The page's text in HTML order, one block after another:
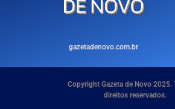
gazetadenovo.com.br
Copyright Gazeta de Novo 2025.
direitos reservados.